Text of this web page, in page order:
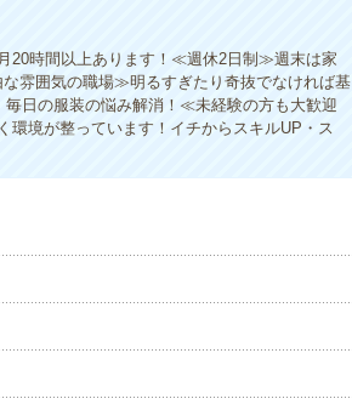
20時間以上あります！≪週休2日制≫週末は家
雰囲気の職場≫明るすぎたり奇抜でなければ基
日の服装の悩み解消！≪未経験の方も大歓迎
境が整っています！イチからスキルUP・ス